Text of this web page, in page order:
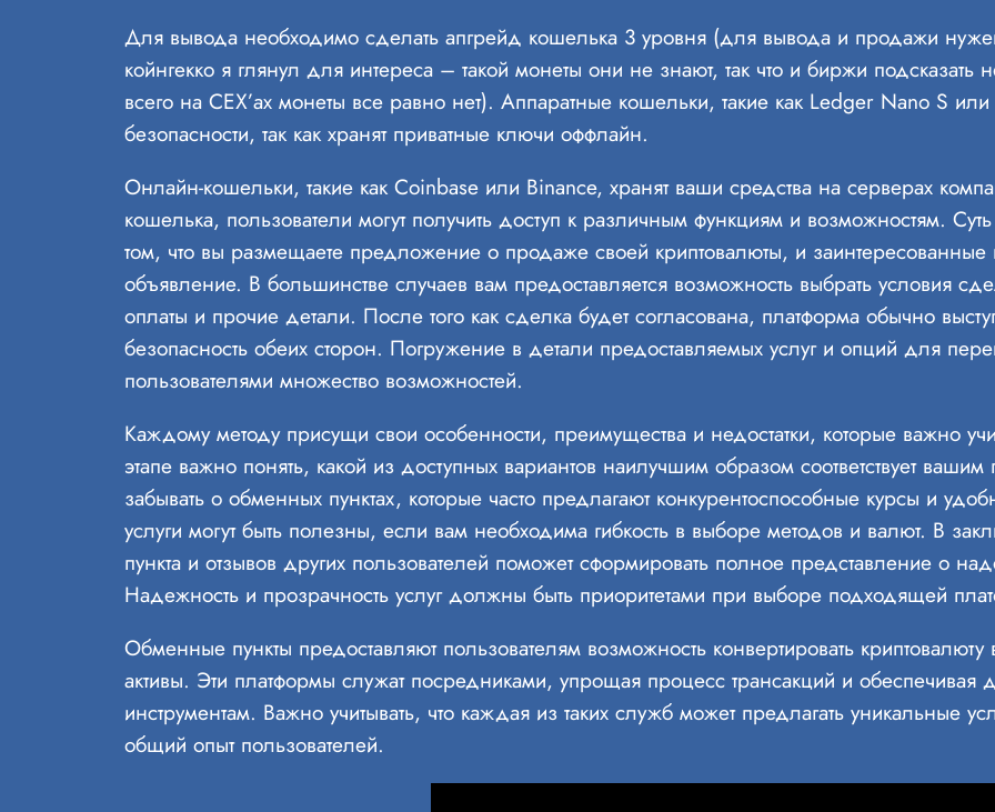
Для вывода необходимо сделать апгрейд кошелька 3 уровня (для вывода и продажи
койнгекко я глянул для интереса – такой монеты они не знают, так что и биржи
всего на CEX’ах монеты все равно нет). Аппаратные кошельки, такие как Ledger Nano S
безопасности, так как хранят приватные ключи оффлайн.
Онлайн-кошельки, такие как Coinbase или Binance, хранят ваши средства на серверах
кошелька, пользователи могут получить доступ к различным функциям и возможностям.
том, что вы размещаете предложение о продаже своей криптовалюты, и заинтересованные
объявление. В большинстве случаев вам предоставляется возможность выбрать условия
оплаты и прочие детали. После того как сделка будет согласована, платформа обычно
безопасность обеих сторон. Погружение в детали предоставляемых услуг и опций для
пользователями множество возможностей.
Каждому методу присущи свои особенности, преимущества и недостатки, которые важно
этапе важно понять, какой из доступных вариантов наилучшим образом соответствует
забывать о обменных пунктах, которые часто предлагают конкурентоспособные курсы и
услуги могут быть полезны, если вам необходима гибкость в выборе методов и валют. В
пункта и отзывов других пользователей поможет сформировать полное представление о
Надежность и прозрачность услуг должны быть приоритетами при выборе подходящей
Обменные пункты предоставляют пользователям возможность конвертировать
активы. Эти платформы служат посредниками, упрощая процесс трансакций и
инструментам. Важно учитывать, что каждая из таких служб может предлагать уникальные
общий опыт пользователей.